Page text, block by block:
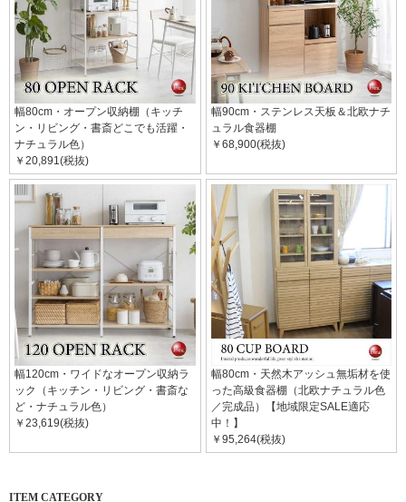
幅80cm・オープン収納棚（キッチ
ン・リビング・書斎どこでも活躍・
ナチュラル色）
￥20,891(税抜)
幅90cm・ステンレス天板＆北欧ナチ
ュラル食器棚
￥68,900(税抜)
幅120cm・ワイドなオープン収納ラ
ック（キッチン・リビング・書斎な
ど・ナチュラル色）
￥23,619(税抜)
幅80cm・天然木アッシュ無垢材を使
った高級食器棚（北欧ナチュラル色
／完成品）【地域限定SALE適応
中！】
￥95,264(税抜)